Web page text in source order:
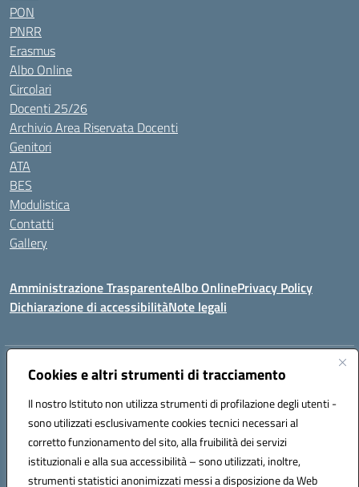
Cookies e altri strumenti di tracciamento
Il nostro Istituto non utilizza strumenti di profilazione degli utenti -
sono utilizzati esclusivamente cookies tecnici necessari al
corretto funzionamento del sito, alla fruibilità dei servizi
istituzionali e alla sua accessibilità – sono utilizzati, inoltre,
strumenti statistici anonimizzati messi a disposizione da Web
PON
PNRR
Erasmus
Albo Online
Circolari
Docenti 25/26
Archivio Area Riservata Docenti
Genitori
ATA
BES
Modulistica
Contatti
Gallery
Amministrazione TrasparenteAlbo OnlinePrivacy Policy
Dichiarazione di accessibilitàNote legali
Indirizzo:Via Coniugi Crigna – Cap. 89861 – Tropea (VV)
Posta elettronica certificata (PEC):vvic82200d@pec.istruzione.it
Codice fiscale: 96012410799
Codice meccanografico:VVIC82200D
Codice Indice delle Pubbliche Amministrazioni (IPA): istsc_vvic82200d
Codice unico di fatturazione (CUF): UFUKAE